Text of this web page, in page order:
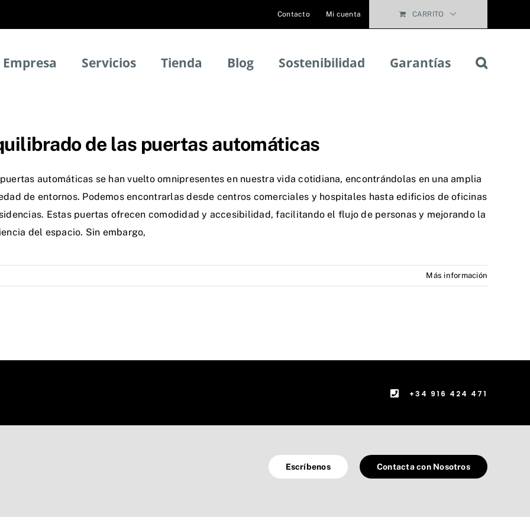
Contacto Mi cuenta CARRITO
Empresa Servicios Tienda Blog Sostenibilidad Garantías
de las puertas automáticas
automáticas se han vuelto omnipresentes en nuestra vida cotidiana, encontrándolas en una amplia
de entornos. Podemos encontrarlas desde centros comerciales y hospitales hasta edificios de oficinas
Estas puertas ofrecen comodidad y accesibilidad, facilitando el flujo de personas y mejorando la
del espacio. Sin embargo,
Más información
+34 916 424 471
Escríbenos Contacta con Nosotros